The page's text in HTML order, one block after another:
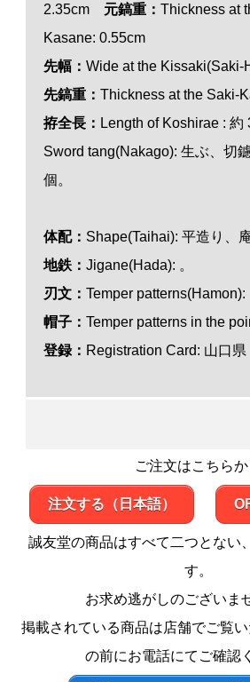
2.35cm 元鎬重： Thickness at
Kasane: 0.55cm
先幅： Wide at the Kissaki(Saki-
先鎬重： Thickness at the Saki-
拵全長： Length of Koshirae :
Sword tang(Nakago): 生ぶ、切
個。
体配： Shape(Taihai): 平造り、庵
地鉄： Jigane(Hada): 。
刃文： Temper patterns(Hamon):
帽子： Temper patterns in the
登録： Registration Card: 山口県
ご注文はこちらか
注文する（日本語）
誠友堂の商品はすべて二つとない
す。
お求め逃がしのございま
掲載されている商品は店舗でご覧
の前にお電話にてご確認